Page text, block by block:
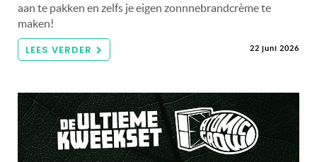
aan te pakken en zelfs je eigen zonnnebrandcrème te
maken!
LEES VERDER 22 juni 2026